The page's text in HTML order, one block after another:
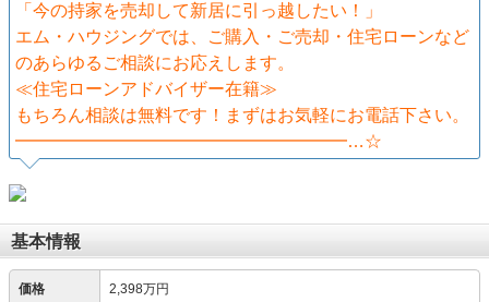
「今の持家を売却して新居に引っ越したい！」
エム・ハウジングでは、ご購入・ご売却・住宅ローンなど
のあらゆるご相談にお応えします。
≪住宅ローンアドバイザー在籍≫
もちろん相談は無料です！まずはお気軽にお電話下さい。
━━━━━━━━━━━━━━━━━━━…☆
基本情報
価格 2,398万円